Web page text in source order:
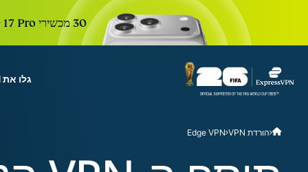
30 מכשירי iPhone 17 Pro חדשים. 30 ימים. הרשמה אחת כדי להשתתף. ההגרלה הבאה בעוד:
גלו את ExpressVPN
scale.
הורדת VPN Edge VPN